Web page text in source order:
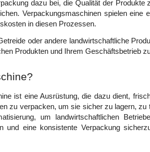
dazu bei, die Qualität der
Verpackungsmaschinen spielen eine
in diesen Prozessen.
oder andere landwirtschaftliche
Produkten und Ihrem Geschäftsbetrieb
ist eine Ausrüstung, die dazu dient,
zu verpacken, um sie sicher zu lagern,
um landwirtschaftlichen
und eine konsistente Verpackung